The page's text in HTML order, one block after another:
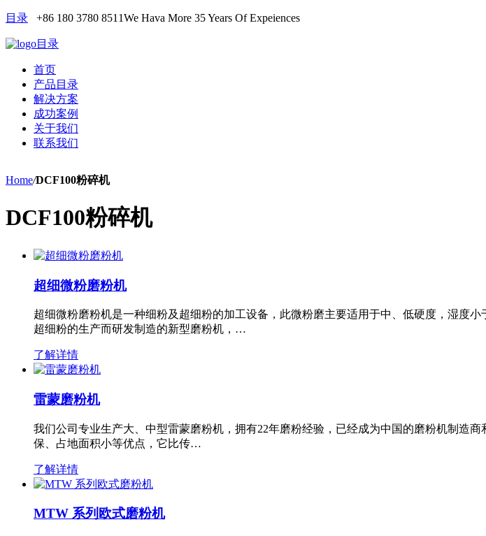
目录 +86 180 3780 8511We Hava More 35 Years Of Expeiences
目录
首页
产品目录
解决方案
成功案例
关于我们
联系我们
Home/DCF100粉碎机
DCF100粉碎机
超细微粉磨粉机
超细微粉磨粉机是一种细粉及超细粉的加工设备，此微粉磨主要适用于中、低硬度，湿度
超细粉的生产而研发制造的新型磨粉机，…
了解详情
雷蒙磨粉机
我们公司专业生产大、中型雷蒙磨粉机，拥有22年磨粉经验，已经成为中国的磨粉机制造
保、占地面积小等优点，它比传…
了解详情
MTW 系列欧式磨粉机